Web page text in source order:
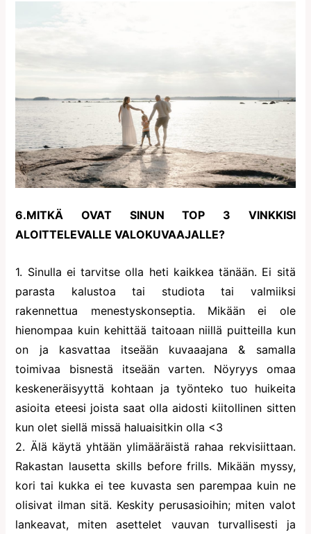
6.MITKÄ OVAT SINUN TOP 3 VINKKISI
ALOITTELEVALLE VALOKUVAAJALLE?
1. Sinulla ei tarvitse olla heti kaikkea tänään. Ei sitä
parasta kalustoa tai studiota tai valmiiksi
rakennettua menestyskonseptia. Mikään ei ole
hienompaa kuin kehittää taitoaan niillä puitteilla kun
on ja kasvattaa itseään kuvaaajana & samalla
toimivaa bisnestä itseään varten. Nöyryys omaa
keskeneräisyyttä kohtaan ja työnteko tuo huikeita
asioita eteesi joista saat olla aidosti kiitollinen sitten
kun olet siellä missä haluaisitkin olla <3
2. Älä käytä yhtään ylimääräistä rahaa rekvisiittaan.
Rakastan lausetta skills before frills. Mikään myssy,
kori tai kukka ei tee kuvasta sen parempaa kuin ne
olisivat ilman sitä. Keskity perusasioihin; miten valot
lankeavat, miten asettelet vauvan turvallisesti ja